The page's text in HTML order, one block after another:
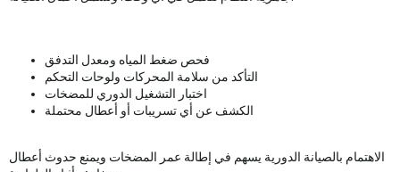
فحص ضغط المياه ومعدل التدفق
التأكد من سلامة المحركات ولوحات التحكم
اختبار التشغيل الدوري للمضخات
الكشف عن أي تسريبات أو أعطال محتملة
الاهتمام بالصيانة الدورية يسهم في إطالة عمر المضخات ويمنع حدوث أعطال